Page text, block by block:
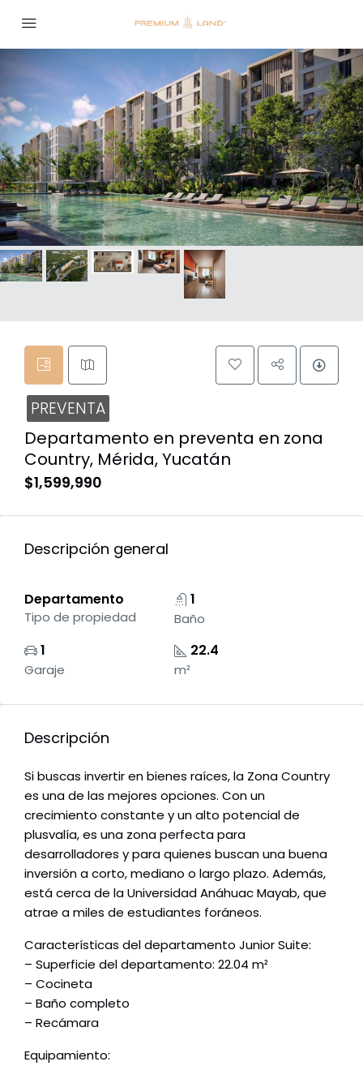
PREVENTA
Departamento en preventa en zona
Country, Mérida, Yucatán
$1,599,990
Descripción general
Departamento
Tipo de propiedad
1
Baño
1
Garaje
22.4
m²
Descripción
Si buscas invertir en bienes raíces, la Zona Country
es una de las mejores opciones. Con un
crecimiento constante y un alto potencial de
plusvalía, es una zona perfecta para
desarrolladores y para quienes buscan una buena
inversión a corto, mediano o largo plazo. Además,
está cerca de la Universidad Anáhuac Mayab, que
atrae a miles de estudiantes foráneos.
Características del departamento Junior Suite:
– Superficie del departamento: 22.04 m²
– Cocineta
– Baño completo
– Recámara
Equipamiento: